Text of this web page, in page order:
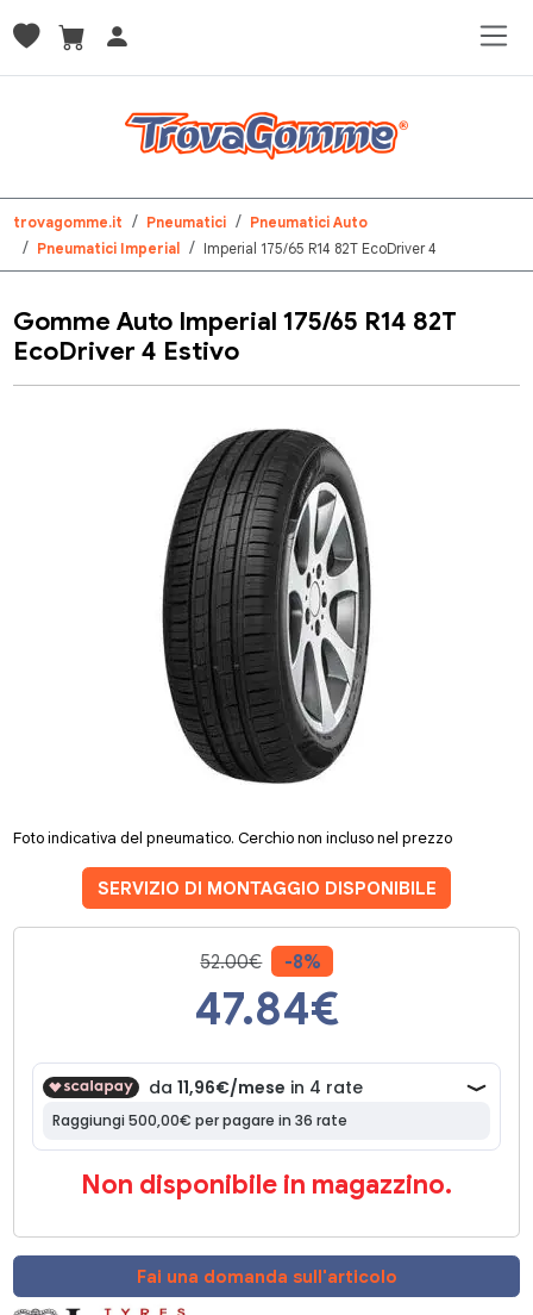
trovagomme.it Pneumatici
Pneumatici Auto
Pneumatici Imperial
Imperial 175/65 R14 82T EcoDriver 4
Gomme Auto Imperial 175/65 R14 82T
EcoDriver 4 Estivo
Foto indicativa del pneumatico. Cerchio non incluso nel prezzo
SERVIZIO DI MONTAGGIO DISPONIBILE
52.00€ -8%
47.84€
Non disponibile in magazzino.
Fai una domanda sull'articolo